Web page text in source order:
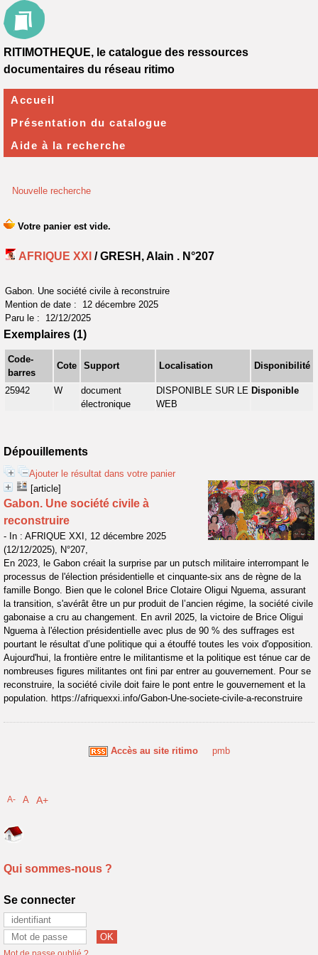
Nouvelle recherche
AFRIQUE XXI / GRESH, Alain . N°207
Gabon. Une société civile à reconstruire
Mention de date : 12 décembre 2025
Paru le : 12/12/2025
Exemplaires (1)
Code-
barres
Cote Support Localisation Disponibilité
25942 W
document
électronique
DISPONIBLE SUR LE
WEB
Disponible
Dépouillements
Ajouter le résultat dans votre panier
[article]
Gabon. Une société civile à
reconstruire
- In : AFRIQUE XXI, 12 décembre 2025
(12/12/2025), N°207,
En 2023, le Gabon créait la surprise par un putsch militaire interrompant le
processus de l'élection présidentielle et cinquante-six ans de règne de la
famille Bongo. Bien que le colonel Brice Clotaire Oligui Nguema, assurant
la transition, s'avérât être un pur produit de l’ancien régime, la société civile
gabonaise a cru au changement. En avril 2025, la victoire de Brice Oligui
Nguema à l'élection présidentielle avec plus de 90 % des suffrages est
pourtant le résultat d’une politique qui a étouffé toutes les voix d'opposition.
Aujourd'hui, la frontière entre le militantisme et la politique est ténue car de
nombreuses figures militantes ont fini par entrer au gouvernement. Pour se
reconstruire, la société civile doit faire le pont entre le gouvernement et la
population. https://afriquexxi.info/Gabon-Une-societe-civile-a-reconstruire
Accès au site ritimo pmb
RITIMOTHEQUE, le catalogue des ressources
documentaires du réseau ritimo
Accueil
Présentation du catalogue
Aide à la recherche
A- A A+
Qui sommes-nous ?
Se connecter